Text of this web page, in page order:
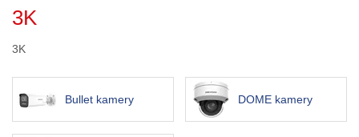
3K
3K
Bullet kamery DOME kamery